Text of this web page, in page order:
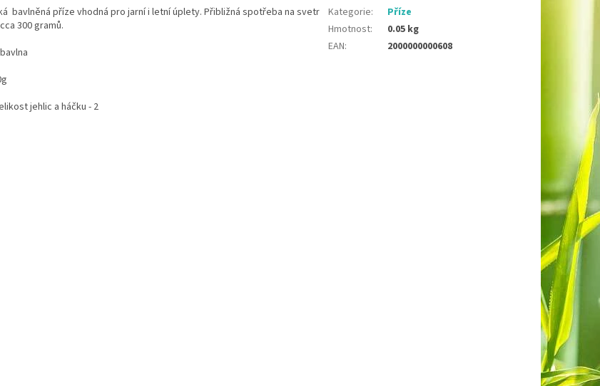
bavlněná příze vhodná pro jarní i letní úplety. Přibližná spotřeba na svetr
300 gramů.
jehlic a háčku - 2
Kategorie:
Příze
Hmotnost:
0.05 kg
EAN: 2000000000608